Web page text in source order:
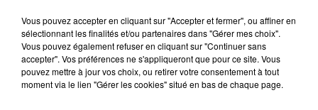
Vous pouvez accepter en cliquant sur "Accepter et fermer", ou affiner en
sélectionnant les finalités et/ou partenaires dans "Gérer mes choix".
Vous pouvez également refuser en cliquant sur "Continuer sans
accepter". Vos préférences ne s'appliqueront que pour ce site. Vous
pouvez mettre à jour vos choix, ou retirer votre consentement à tout
moment via le lien "Gérer les cookies" situé en bas de chaque page.